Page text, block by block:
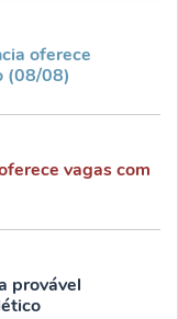
oferece
(08/08)
vagas com
provável